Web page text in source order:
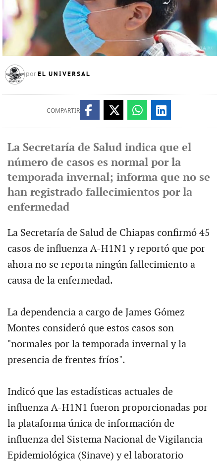
por EL UNIVERSAL
COMPARTIR
La Secretaría de Salud indica que el
número de casos es normal por la
temporada invernal; informa que no se
han registrado fallecimientos por la
enfermedad
La Secretaría de Salud de Chiapas confirmó 45
casos de influenza A-H1N1 y reportó que por
ahora no se reporta ningún fallecimiento a
causa de la enfermedad.
La dependencia a cargo de James Gómez
Montes consideró que estos casos son
"normales por la temporada invernal y la
presencia de frentes fríos".
Indicó que las estadísticas actuales de
influenza A-H1N1 fueron proporcionadas por
la plataforma única de información de
influenza del Sistema Nacional de Vigilancia
Epidemiológica (Sinave) y el laboratorio